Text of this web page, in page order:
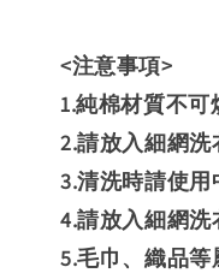
<注意事項>
1.純棉材質不可
2.請放入細網洗
3.清洗時請使用
4.請放入細網洗
5.毛巾、織品等